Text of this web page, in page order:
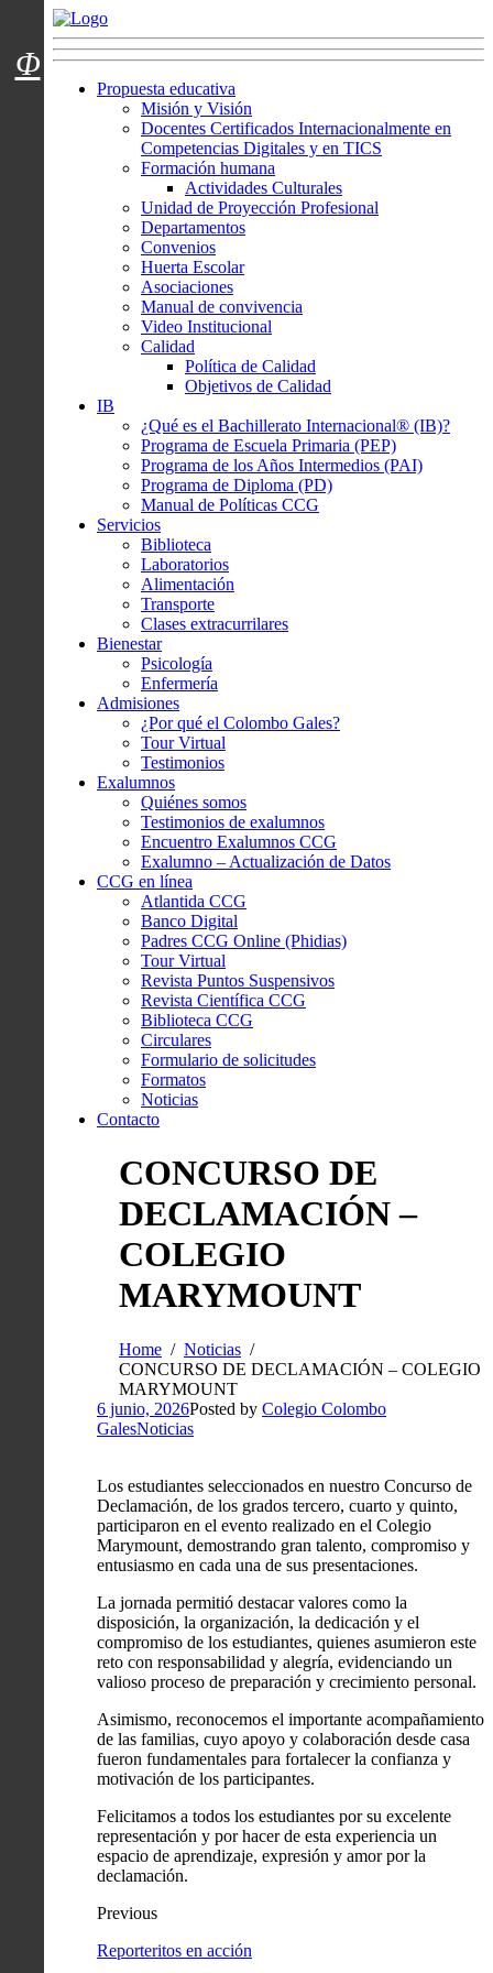
Menú usuarios
Propuesta educativa
Misión y Visión
Docentes Certificados Internacionalmente en
Competencias Digitales y en TICS
Formación humana
Actividades Culturales
Unidad de Proyección Profesional
Departamentos
Convenios
Huerta Escolar
Asociaciones
Manual de convivencia
Video Institucional
Calidad
Política de Calidad
Objetivos de Calidad
IB
¿Qué es el Bachillerato Internacional® (IB)?
Programa de Escuela Primaria (PEP)
Programa de los Años Intermedios (PAI)
Programa de Diploma (PD)
Manual de Políticas CCG
Servicios
Biblioteca
Laboratorios
Alimentación
Transporte
Clases extracurrilares
Bienestar
Psicología
Enfermería
Admisiones
¿Por qué el Colombo Gales?
Tour Virtual
Testimonios
Exalumnos
Quiénes somos
Testimonios de exalumnos
Encuentro Exalumnos CCG
Exalumno – Actualización de Datos
CCG en línea
Atlantida CCG
Banco Digital
Padres CCG Online (Phidias)
Tour Virtual
Revista Puntos Suspensivos
Revista Científica CCG
Biblioteca CCG
Circulares
Formulario de solicitudes
Formatos
Noticias
Contacto
CONCURSO DE
DECLAMACIÓN –
COLEGIO
MARYMOUNT
Home
Noticias
CONCURSO DE DECLAMACIÓN – COLEGIO
MARYMOUNT
6 junio, 2026Posted by Colegio Colombo
GalesNoticias
Los estudiantes seleccionados en nuestro Concurso de
Declamación, de los grados tercero, cuarto y quinto,
participaron en el evento realizado en el Colegio
Marymount, demostrando gran talento, compromiso y
entusiasmo en cada una de sus presentaciones.
La jornada permitió destacar valores como la
disposición, la organización, la dedicación y el
compromiso de los estudiantes, quienes asumieron este
reto con responsabilidad y alegría, evidenciando un
valioso proceso de preparación y crecimiento personal.
Asimismo, reconocemos el importante acompañamiento
de las familias, cuyo apoyo y colaboración desde casa
fueron fundamentales para fortalecer la confianza y
motivación de los participantes.
Felicitamos a todos los estudiantes por su excelente
representación y por hacer de esta experiencia un
espacio de aprendizaje, expresión y amor por la
declamación.
Previous
Reporteritos en acción
Φ